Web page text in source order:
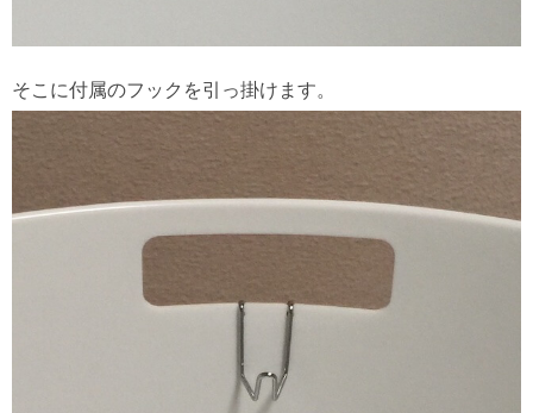
そこに付属のフックを引っ掛けます。